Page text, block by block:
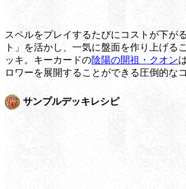
スペルをプレイするたびにコストが下が
ト」を活かし、一気に盤面を作り上げる
ッキ。キーカードの陰陽の開祖・クオン
ロワーを展開することができる圧倒的な
サンプルデッキレシピ